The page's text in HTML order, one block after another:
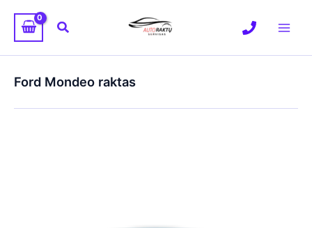
turinio
Paieška
Ford Mondeo raktas